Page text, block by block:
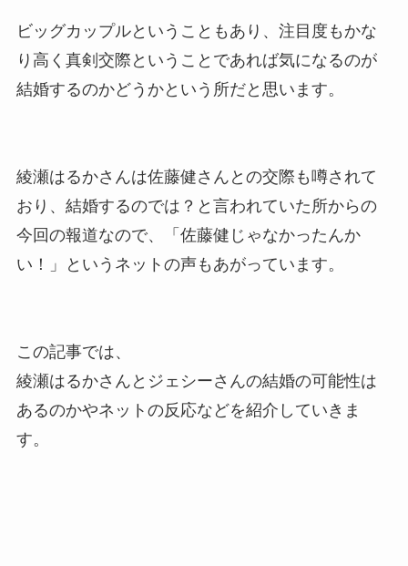
ビッグカップルということもあり、注目度もかな
り高く真剣交際ということであれば気になるのが
結婚するのかどうかという所だと思います。
綾瀬はるかさんは佐藤健さんとの交際も噂されて
おり、結婚するのでは？と言われていた所からの
今回の報道なので、「佐藤健じゃなかったんか
い！」というネットの声もあがっています。
この記事では、
綾瀬はるかさんとジェシーさんの結婚の可能性は
あるのかやネットの反応などを紹介していきま
す。